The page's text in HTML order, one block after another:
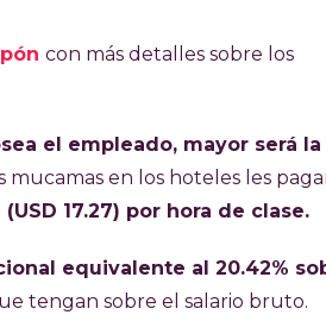
con más detalles sobre los
el empleado, mayor será la
mucamas en los hoteles les
17.27) por hora de clase.
equivalente al 20.42%
tengan sobre el salario bruto.